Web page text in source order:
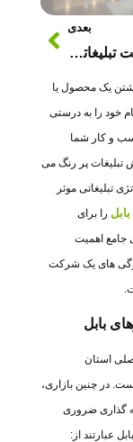
بعدی
بهترین شرکت تبلیغاتی در مازندران
یک محصول یا
خود را به درستی
و کار شما
تبلیغات پر رنگ می
تبلیغاتی موثر
را برای
جامع اهمیت
های یک شرکت
بابل
استان
در چنین بازاری،
گذاری ضروری
عبارتند از: